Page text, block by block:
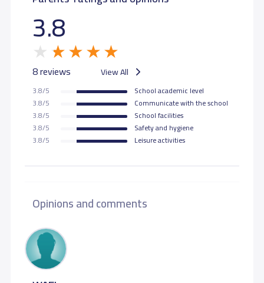
3.8
8 reviews View All
3.8/5
School academic level
3.8/5
Communicate with the school
3.8/5
School facilities
3.8/5
Safety and hygiene
3.8/5
Leisure activities
Opinions and comments